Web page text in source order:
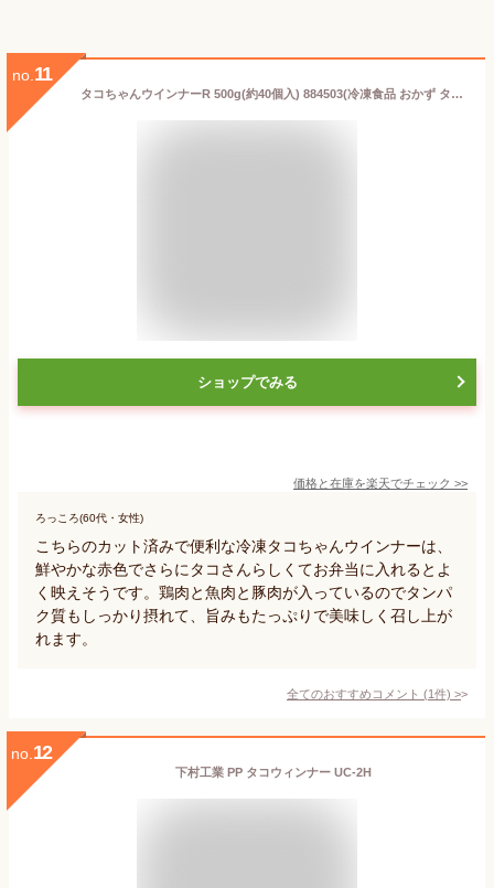
no. 11
タコちゃんウインナーR 500g(約40個入) 884503(冷凍食品 おかず タコ ウインナー 洋風調理 洋食 お弁当 肉料理 洋食 一品)
ショップでみる
価格と在庫を楽天でチェック >>
ろっころ(60代・女性)
こちらのカット済みで便利な冷凍タコちゃんウインナーは、
鮮やかな赤色でさらにタコさんらしくてお弁当に入れるとよ
く映えそうです。鶏肉と魚肉と豚肉が入っているのでタンパ
ク質もしっかり摂れて、旨みもたっぷりで美味しく召し上が
れます。
全てのおすすめコメント (1件) >
no. 12
下村工業 PP タコウィンナー UC-2H